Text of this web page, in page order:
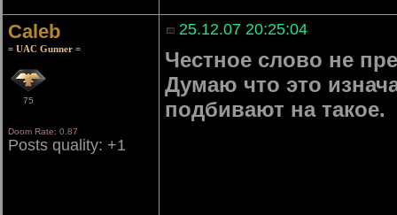
Caleb
= UAC Gunner =
75
Doom Rate: 0.87
Posts quality: +1
25.12.07 20:25:04
Честное слово не
Думаю что это
подбивают на такое.